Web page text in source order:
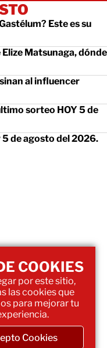
Este es su
Elize Matsunaga, dónde
al influencer
sorteo HOY 5 de
5 de agosto del 2026.
COOKIES
por este sitio,
las cookies que
para mejorar tu
Cookies